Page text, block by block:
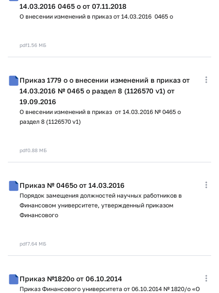
14.03.2016 0465 о от 07.11.2018
О внесении изменений в приказ от 14.03.2016 0465 о
pdf1.56 МБ
Приказ 1779 о о внесении изменений в приказ от
14.03.2016 № 0465 о раздел 8 (1126570 v1) от
19.09.2016
О внесении изменений в приказ от 14.03.2016 № 0465 о
раздел 8 (1126570 v1)
pdf0.88 МБ
Приказ № 0465о от 14.03.2016
Порядок замещения должностей научных работников в
Финансовом университете, утвержденный приказом
Финансового
pdf7.64 МБ
Приказ №1820о от 06.10.2014
Приказ Финансового университета от 06.10.2014 № 1820/о «О